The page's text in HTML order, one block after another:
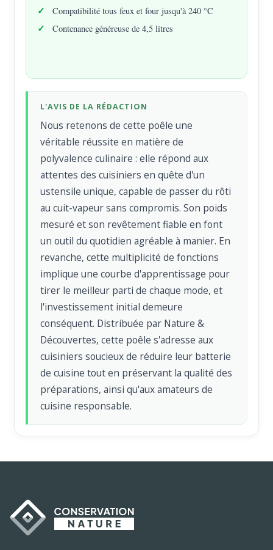
Compatibilité tous feux et four jusqu'à 240 °C
Contenance généreuse de 4,5 litres
L'AVIS DE LA RÉDACTION
Nous retenons de cette poêle une
véritable réussite en matière de
polyvalence culinaire : elle répond aux
attentes des cuisiniers en quête d'un
ustensile unique, capable de passer du rôti
au cuit-vapeur sans compromis. Son poids
mesuré et son revêtement fiable en font
un outil du quotidien agréable à manier. En
revanche, cette multiplicité de fonctions
implique une courbe d'apprentissage pour
tirer le meilleur parti de chaque mode, et
l'investissement initial demeure
conséquent. Distribuée par Nature &
Découvertes, cette poêle s'adresse aux
cuisiniers soucieux de réduire leur batterie
de cuisine tout en préservant la qualité des
préparations, ainsi qu'aux amateurs de
cuisine responsable.